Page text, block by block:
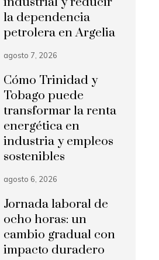
la dependencia
petrolera en Argelia
agosto 7, 2026
Cómo Trinidad y
Tobago puede
transformar la renta
energética en
industria y empleos
sostenibles
agosto 6, 2026
Jornada laboral de
ocho horas: un
cambio gradual con
impacto duradero